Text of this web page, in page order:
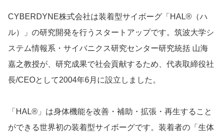
CYBERDYNE株式会社は装着型サイボーグ「HAL®（ハ
ル）」の研究開発を行うスタートアップです。筑波大学シ
ステム情報系・サイバニクス研究センター研究統括 山海
嘉之教授が、研究成果で社会貢献するため、代表取締役社
長/CEOとして2004年6月に設立しました。
「HAL®」は身体機能を改善・補助・拡張・再生すること
ができる世界初の装着型サイボーグです。装着者の「生体